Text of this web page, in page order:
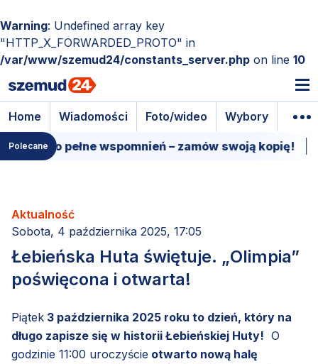
Warning: Undefined array key
"HTTP_X_FORWARDED_PROTO" in
/var/www/szemud24/constants_server.php on line 10
Home Wiadomości Foto/wideo Wybory
Polecane
pełne wspomnień – zamów swoją kopię! 15
Aktualność
Sobota, 4 października 2025, 17:05
Łebieńska Huta świętuje. „Olimpia”
poświęcona i otwarta!
Piątek 3 października 2025 roku to dzień, który na
długo zapisze się w historii Łebieńskiej Huty! O
godzinie 11:00 uroczyście otwarto nową halę